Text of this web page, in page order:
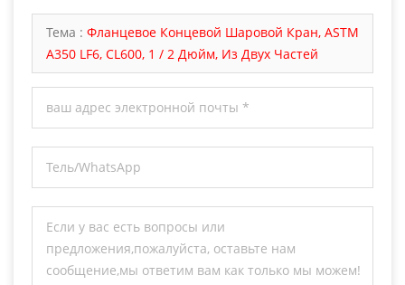
Тема : Фланцевое Концевой Шаровой Кран, ASTM
A350 LF6, CL600, 1 / 2 Дюйм, Из Двух Частей